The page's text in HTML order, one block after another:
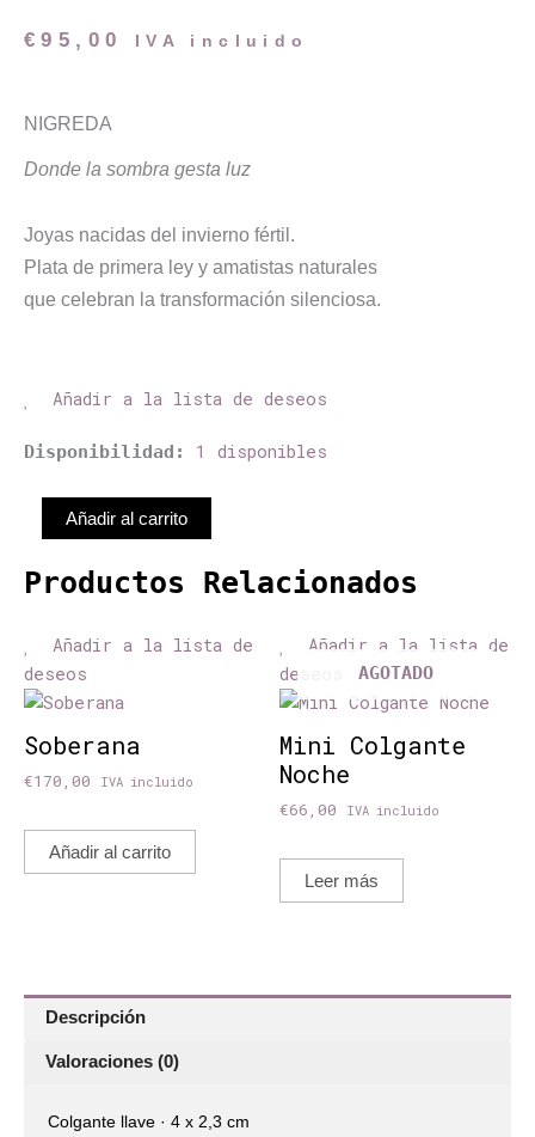
€95,00 IVA incluido
NIGREDA
Donde la sombra gesta luz
Joyas nacidas del invierno fértil.
Plata de primera ley y amatistas naturales
que celebran la transformación silenciosa.
Añadir a la lista de deseos
Disponibilidad: 1 disponibles
Arcana
Añadir al carrito
Descripción
Valoraciones (0)
Colgante llave · 4 x 2,3 cm
Productos Relacionados
Añadir a la lista de
deseos
Soberana
€170,00 IVA incluido
Añadir al carrito
Añadir a la lista de
deseos
AGOTADO
Mini Colgante
Noche
€66,00 IVA incluido
Leer más